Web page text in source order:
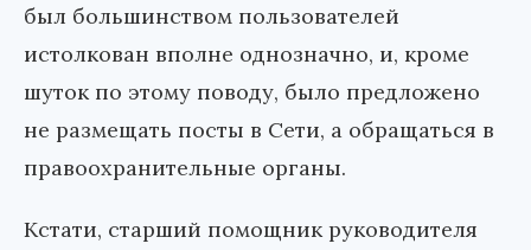
был большинством пользователей
истолкован вполне однозначно, и, кроме
шуток по этому поводу, было предложено
не размещать посты в Сети, а обращаться в
правоохранительные органы.
Кстати, старший помощник руководителя